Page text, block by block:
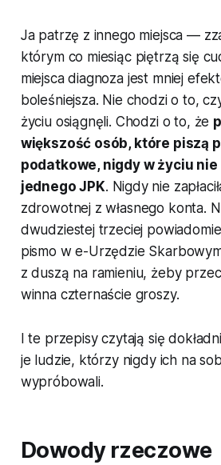
Ja patrzę z innego miejsca —
którym co miesiąc piętrzą się
miejsca diagnoza jest mniej
boleśniejsza. Nie chodzi o to,
życiu osiągnęli. Chodzi o to, że
większość osób, które piszą
podatkowe, nigdy w życiu nie
jednego JPK. Nigdy nie
zdrowotnej z własnego konta.
dwudziestej trzeciej
pismo w e-Urzędzie
z duszą na ramieniu, żeby
winna czternaście groszy.
I te przepisy czytają się
je ludzie, którzy nigdy ich na
wypróbowali.
Dowody rzeczowe